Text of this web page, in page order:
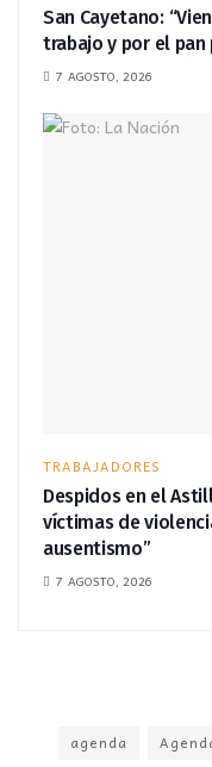
San Cayetano:
trabajo y por el
7 AGOSTO, 2026
TRABAJADORES
Despidos en el
víctimas de
ausentismo”
7 AGOSTO, 2026
agenda